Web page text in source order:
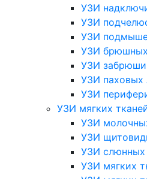
УЗИ
УЗИ
УЗИ
УЗИ
УЗИ
УЗИ паховых
УЗИ
УЗИ мягких
УЗИ
УЗИ
УЗИ слюнных
УЗИ мягких